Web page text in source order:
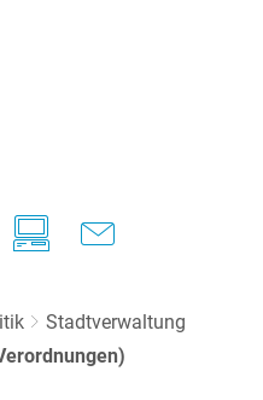
Stadtverwaltung